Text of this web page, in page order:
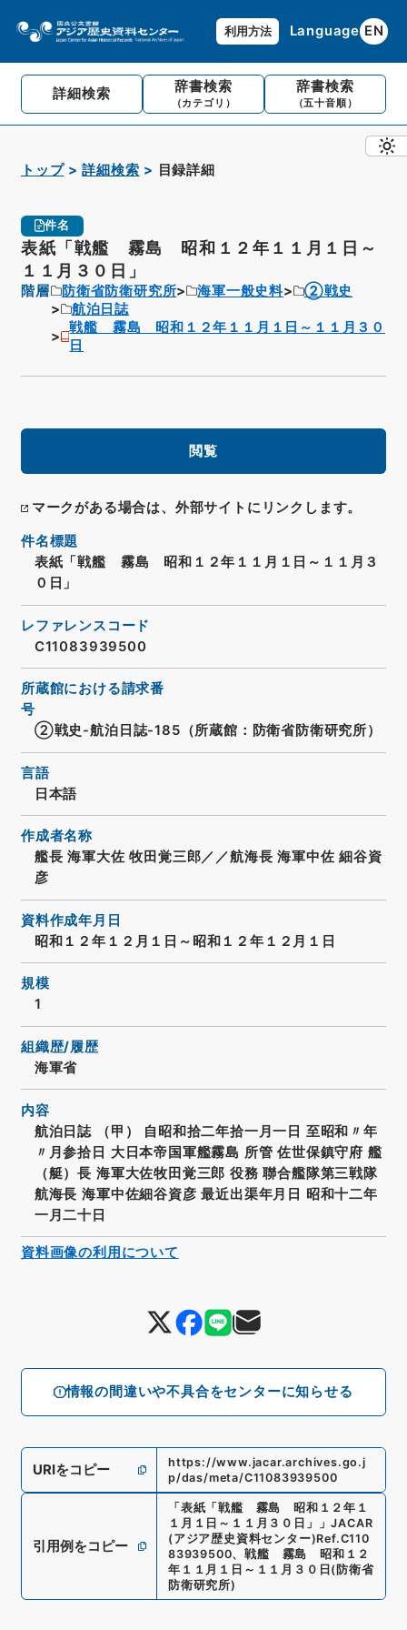
利用方法 Language EN
詳細検索 辞書検索
（カテゴリ）
辞書検索
（五十音順）
トップ 詳細検索 目録詳細
件名
表紙「戦艦 霧島 昭和１２年１１月１日～
１１月３０日」
階層 防衛省防衛研究所 海軍一般史料
②戦史
航泊日誌
戦艦 霧島 昭和１２年１１月１日～１１月３０
日
閲覧
マークがある場合は、外部サイトにリンクします。
情報の間違いや不具合をセンターに知らせる
件名標題
表紙「戦艦 霧島 昭和１２年１１月１日～１１月３
０日」
レファレンスコード
C11083939500
所蔵館における請求番
号
②戦史-航泊日誌-185（所蔵館：防衛省防衛研究所）
言語
日本語
作成者名称
艦長 海軍大佐 牧田覚三郎／／航海長 海軍中佐 細谷資
彦
資料作成年月日
昭和１２年１２月１日～昭和１２年１２月１日
規模
1
組織歴/履歴
海軍省
内容
航泊日誌 （甲） 自昭和拾二年拾一月一日 至昭和〃年
〃月参拾日 大日本帝国軍艦霧島 所管 佐世保鎮守府 艦
（艇）長 海軍大佐牧田覚三郎 役務 聯合艦隊第三戦隊
航海長 海軍中佐細谷資彦 最近出渠年月日 昭和十二年
一月二十日
URIをコピー
https://www.jacar.archives.go.j
p/das/meta/C11083939500
引用例をコピー
「 表紙「戦艦 霧島 昭和１２年１
１月１日～１１月３０日」
」JACAR
(アジア歴史資料センター)Ref.C110
83939500、戦艦 霧島 昭和１２
年１１月１日～１１月３０日 ( 防衛省
防衛研究所)
資料画像の利用について